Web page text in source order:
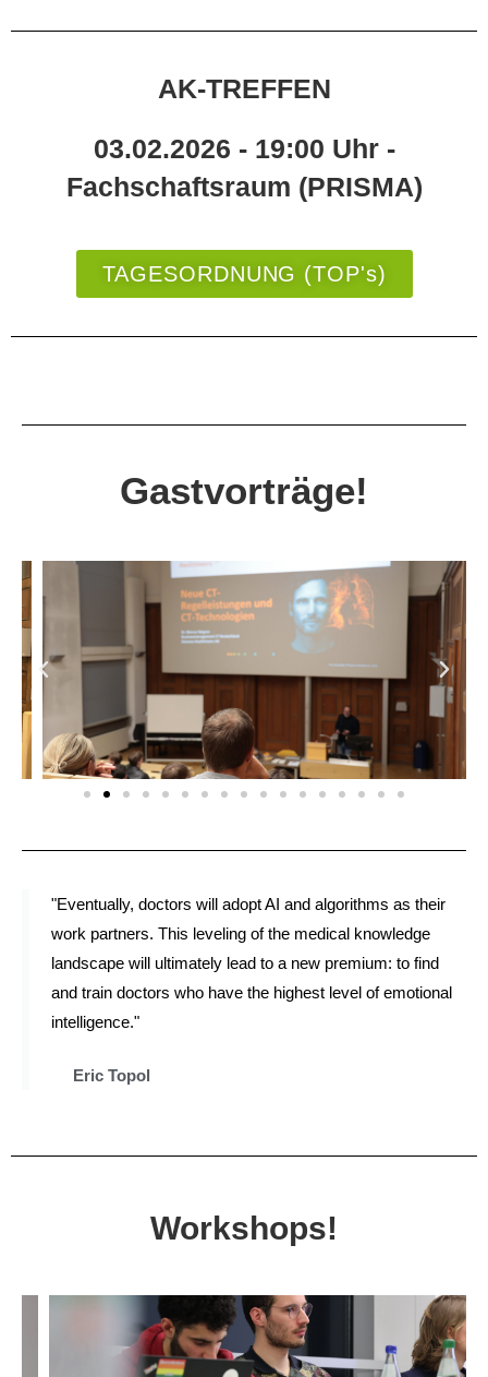
AK-TREFFEN
03.02.2026 - 19:00 Uhr -
Fachschaftsraum (PRISMA)
TAGESORDNUNG (TOP's)
Gastvorträge!
"Eventually, doctors will adopt AI and algorithms as their
work partners. This leveling of the medical knowledge
landscape will ultimately lead to a new premium: to find
and train doctors who have the highest level of emotional
intelligence."
Eric Topol
Workshops!